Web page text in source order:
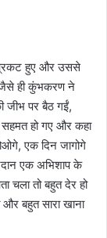
प्रकट हुए और उससे
जैसे ही कुंभकरण ने
जीभ पर बैठ गईं,
हो गए और कहा
एक दिन जागोगे
एक अभिशाप के
चला तो बहुत देर हो
और बहुत सारा खाना